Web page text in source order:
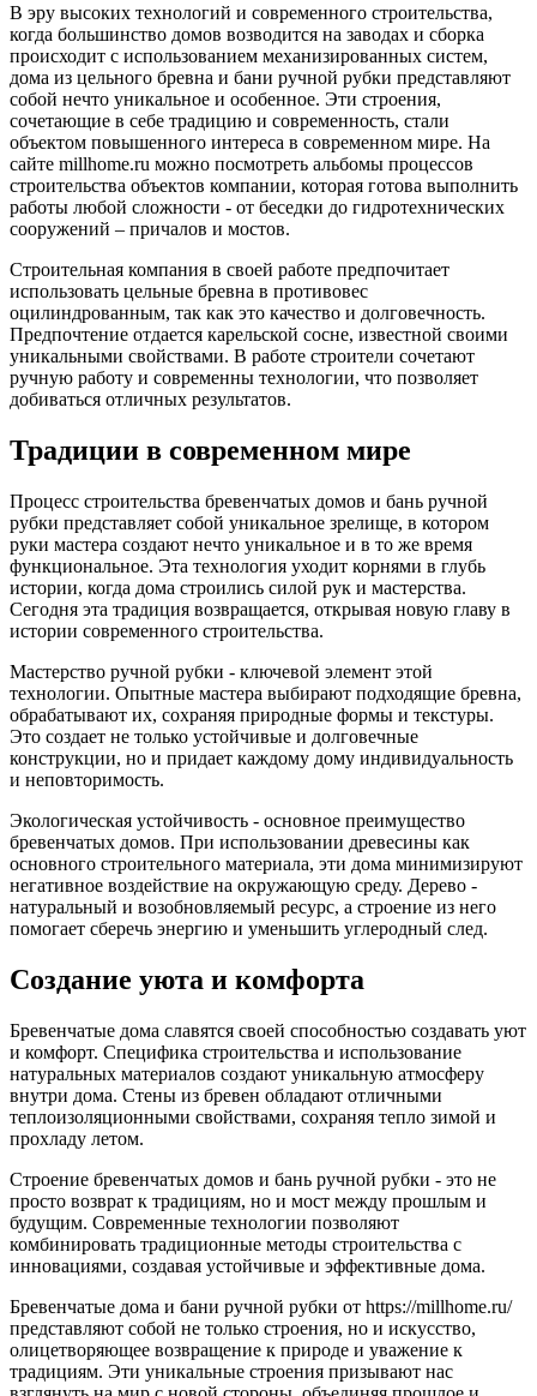
В эру высоких технологий и современного строительства,
когда большинство домов возводится на заводах и сборка
происходит с использованием механизированных систем,
дома из цельного бревна и бани ручной рубки представляют
собой нечто уникальное и особенное. Эти строения,
сочетающие в себе традицию и современность, стали
объектом повышенного интереса в современном мире. На
сайте millhome.ru можно посмотреть альбомы процессов
строительства объектов компании, которая готова выполнить
работы любой сложности - от беседки до гидротехнических
сооружений – причалов и мостов.
Строительная компания в своей работе предпочитает
использовать цельные бревна в противовес
оцилиндрованным, так как это качество и долговечность.
Предпочтение отдается карельской сосне, известной своими
уникальными свойствами. В работе строители сочетают
ручную работу и современны технологии, что позволяет
добиваться отличных результатов.
Традиции в современном мире
Процесс строительства бревенчатых домов и бань ручной
рубки представляет собой уникальное зрелище, в котором
руки мастера создают нечто уникальное и в то же время
функциональное. Эта технология уходит корнями в глубь
истории, когда дома строились силой рук и мастерства.
Сегодня эта традиция возвращается, открывая новую главу в
истории современного строительства.
Мастерство ручной рубки - ключевой элемент этой
технологии. Опытные мастера выбирают подходящие бревна,
обрабатывают их, сохраняя природные формы и текстуры.
Это создает не только устойчивые и долговечные
конструкции, но и придает каждому дому индивидуальность
и неповторимость.
Экологическая устойчивость - основное преимущество
бревенчатых домов. При использовании древесины как
основного строительного материала, эти дома минимизируют
негативное воздействие на окружающую среду. Дерево -
натуральный и возобновляемый ресурс, а строение из него
помогает сберечь энергию и уменьшить углеродный след.
Создание уюта и комфорта
Бревенчатые дома славятся своей способностью создавать уют
и комфорт. Специфика строительства и использование
натуральных материалов создают уникальную атмосферу
внутри дома. Стены из бревен обладают отличными
теплоизоляционными свойствами, сохраняя тепло зимой и
прохладу летом.
Строение бревенчатых домов и бань ручной рубки - это не
просто возврат к традициям, но и мост между прошлым и
будущим. Современные технологии позволяют
комбинировать традиционные методы строительства с
инновациями, создавая устойчивые и эффективные дома.
Бревенчатые дома и бани ручной рубки от https://millhome.ru/
представляют собой не только строения, но и искусство,
олицетворяющее возвращение к природе и уважение к
традициям. Эти уникальные строения призывают нас